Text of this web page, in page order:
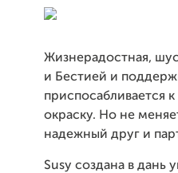
Жизнерадостная,
и Бестией и
приспосабливается
окраску. Но не
надежный друг и
Susy создана в дань